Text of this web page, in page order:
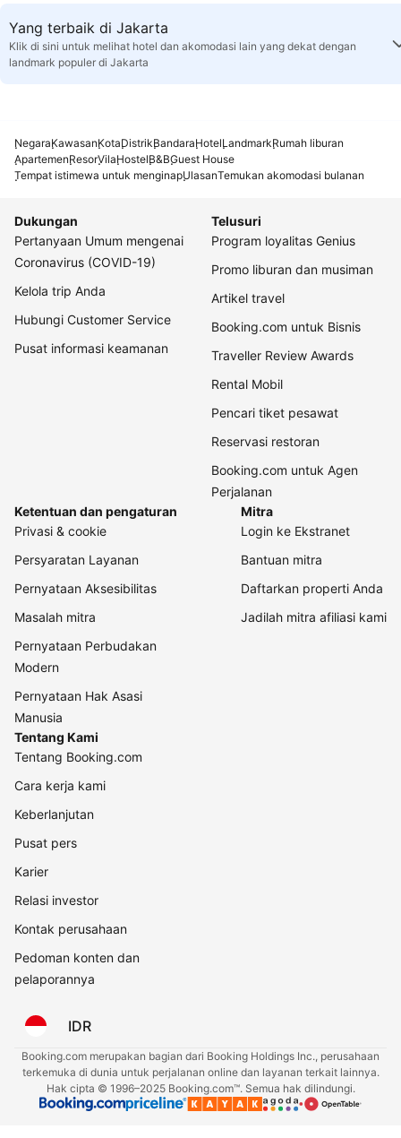
Yang terbaik di Jakarta
Klik di sini untuk melihat hotel dan akomodasi lain yang dekat dengan
landmark populer di Jakarta
NegaraKawasanKotaDistrikBandaraHotelLandmarkRumah liburan
ApartemenResorVilaHostelB&BGuest House
Tempat istimewa untuk menginapUlasanTemukan akomodasi bulanan
Dukungan
Pertanyaan Umum mengenai
Coronavirus (COVID-19)
Kelola trip Anda
Hubungi Customer Service
Pusat informasi keamanan
Telusuri
Program loyalitas Genius
Promo liburan dan musiman
Artikel travel
Booking.com untuk Bisnis
Traveller Review Awards
Rental Mobil
Pencari tiket pesawat
Reservasi restoran
Booking.com untuk Agen
Perjalanan
Ketentuan dan pengaturan
Privasi & cookie
Persyaratan Layanan
Pernyataan Aksesibilitas
Masalah mitra
Pernyataan Perbudakan
Modern
Pernyataan Hak Asasi
Manusia
Mitra
Login ke Ekstranet
Bantuan mitra
Daftarkan properti Anda
Jadilah mitra afiliasi kami
Tentang Kami
Tentang Booking.com
Cara kerja kami
Keberlanjutan
Pusat pers
Karier
Relasi investor
Kontak perusahaan
Pedoman konten dan
pelaporannya
IDR
Booking.com merupakan bagian dari Booking Holdings Inc., perusahaan
terkemuka di dunia untuk perjalanan online dan layanan terkait lainnya.
Hak cipta © 1996–2025 Booking.com™. Semua hak dilindungi.